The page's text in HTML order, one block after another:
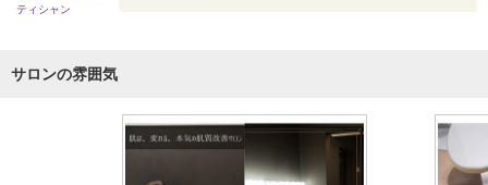
ティシャン
サロンの雰囲気